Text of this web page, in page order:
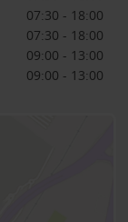
07:30 - 18:00
07:30 - 18:00
09:00 - 13:00
09:00 - 13:00